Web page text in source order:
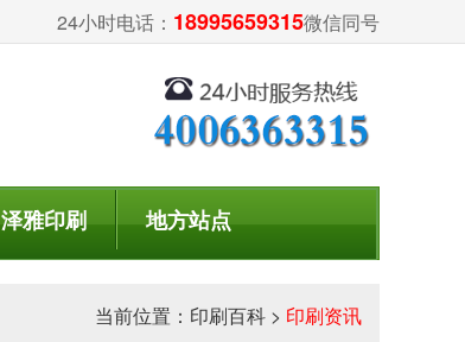
24小时电话： 18995659315微信同号
泽雅印刷 地方站点
当前位置： 印刷百科 > 印刷资讯